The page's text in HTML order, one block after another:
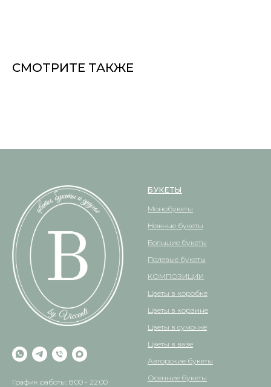
СМОТРИТЕ ТАКЖЕ
График работы: 8:00 - 22:00
БУКЕТЫ
Монобукеты
Нежные букеты
Большие букеты
Полевые букеты
КОМПОЗИЦИИ
Цветы в коробке
Цветы в корзине
Цветы в сумочке
Цветы в вазе
Авторские букеты
Осенние букеты